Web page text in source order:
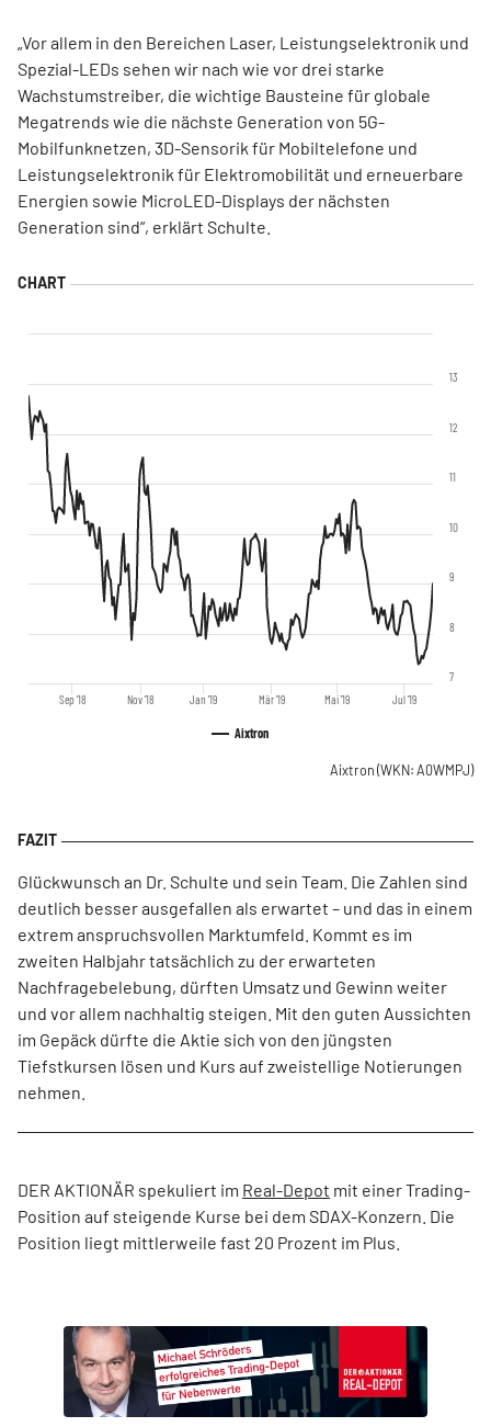
„Vor allem in den Bereichen Laser, Leistungselektronik und
Spezial-LEDs sehen wir nach wie vor drei starke
Wachstumstreiber, die wichtige Bausteine für globale
Megatrends wie die nächste Generation von 5G-
Mobilfunknetzen, 3D-Sensorik für Mobiltelefone und
Leistungselektronik für Elektromobilität und erneuerbare
Energien sowie MicroLED-Displays der nächsten
Generation sind“, erklärt Schulte.
Aixtron
Sep '18 Nov '18 Jan '19 Mär '19 Mai '19 Jul '19
7
8
9
10
11
12
13
Aixtron (WKN: A0WMPJ)
Glückwunsch an Dr. Schulte und sein Team. Die Zahlen sind
deutlich besser ausgefallen als erwartet – und das in einem
extrem anspruchsvollen Marktumfeld. Kommt es im
zweiten Halbjahr tatsächlich zu der erwarteten
Nachfragebelebung, dürften Umsatz und Gewinn weiter
und vor allem nachhaltig steigen. Mit den guten Aussichten
im Gepäck dürfte die Aktie sich von den jüngsten
Tiefstkursen lösen und Kurs auf zweistellige Notierungen
nehmen.
DER AKTIONÄR spekuliert im Real-Depot mit einer Trading-
Position auf steigende Kurse bei dem SDAX-Konzern. Die
Position liegt mittlerweile fast 20 Prozent im Plus.